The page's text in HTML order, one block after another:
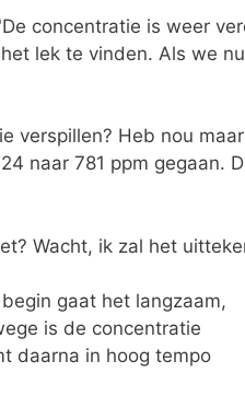
concentratie is weer
lek te vinden. Als we
verspillen? Heb nou
naar 781 ppm gegaan.
Wacht, ik zal het
gaat het langzaam,
is de concentratie
daarna in hoog tempo